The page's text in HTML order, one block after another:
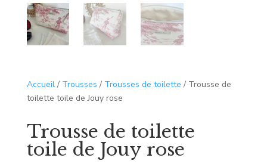
Accueil/ Trousses / Trousses de toilette / Trousse de
toilette toile de Jouy rose
Trousse de toilette
toile de Jouy rose